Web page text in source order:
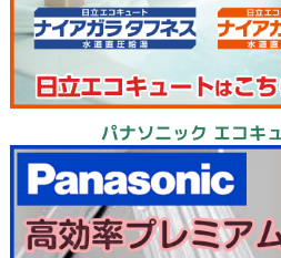
パナソニック エコキ